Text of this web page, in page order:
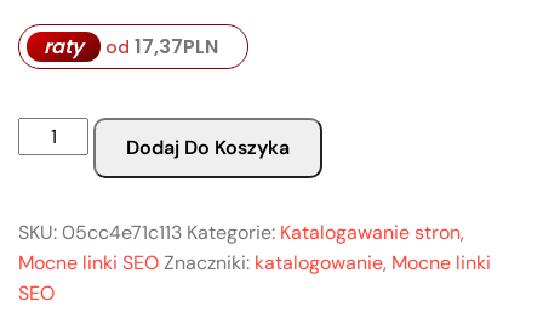
raty od 17,37PLN
Dodaj Do Koszyka
SKU:05cc4e71c113 Kategorie: Katalogawanie stron,
Mocne linki SEOZnaczniki: katalogowanie, Mocne linki
SEO